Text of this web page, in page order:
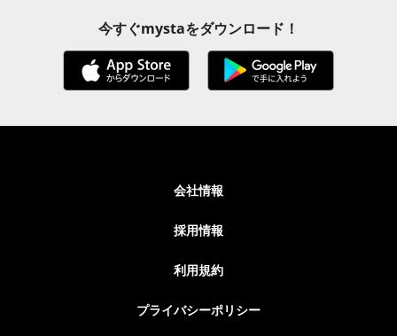
今すぐmystaをダウンロード！
会社情報
採用情報
利用規約
プライバシーポリシー